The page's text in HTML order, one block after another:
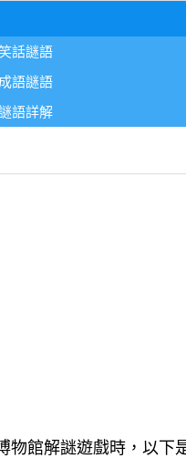
話謎語
成語謎語
語詳解
物館解謎遊戲時，以下